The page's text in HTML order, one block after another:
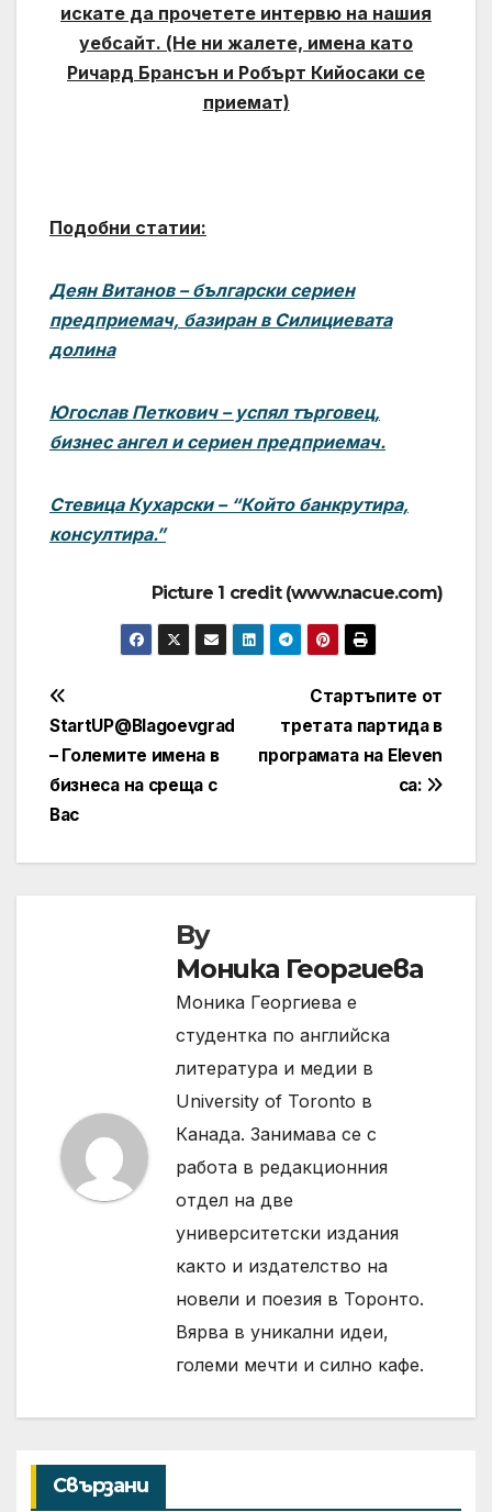
искате да прочетете интервю на нашия
уебсайт. (Не ни жалете, имена като
Ричард Брансън и Робърт Кийосаки се
приемат)
Подобни статии:
Деян Витанов – български сериен
предприемач, базиран в Силициевата
долина
Югослав Петкович – успял търговец,
бизнес ангел и сериен предприемач.
Стевица Кухарски – “Който банкрутира,
консултира.”
Picture 1 credit (www.nacue.com)
Навигация
Стартъпите от
третата партида в
програмата на Eleven
са:
StartUP@Blagoevgrad
– Големите имена в
бизнеса на среща с
Вас
By
Моника Георгиева
Моника Георгиева е
студентка по английска
литература и медии в
University of Toronto в
Канада. Занимава се с
работа в редакционния
отдел на две
университетски издания
както и издателство на
новели и поезия в Торонто.
Вярва в уникални идеи,
големи мечти и силно кафе.
Свързани